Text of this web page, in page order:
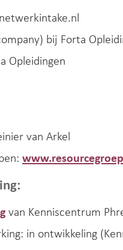
bij Forta
Opleidingen
van Arkel
van Kenniscentrum
in ontwikkeling